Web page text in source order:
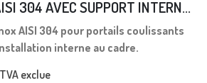
ROUE D80 INOX AISI 304 AVEC SUPPORT INTERNE GORGE EN U Rayon 10 mm.
AISI 304 pour portails coulissants
interne au cadre.
TVA exclue